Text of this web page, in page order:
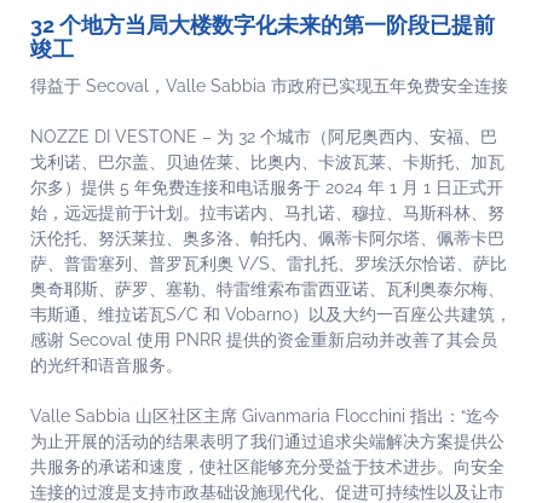
32 个地方当局大楼数字化未来的第一阶段已提前
竣工
得益于 Secoval，Valle Sabbia 市政府已实现五年免费安全连接
NOZZE DI VESTONE – 为 32 个城市（阿尼奥西内、安福、巴
戈利诺、巴尔盖、贝迪佐莱、比奥内、卡波瓦莱、卡斯托、加瓦
尔多）提供 5 年免费连接和电话服务于 2024 年 1 月 1 日正式开
始，远远提前于计划。拉韦诺内、马扎诺、穆拉、马斯科林、努
沃伦托、努沃莱拉、奥多洛、帕托内、佩蒂卡阿尔塔、佩蒂卡巴
萨、普雷塞列、普罗瓦利奥 V/S、雷扎托、罗埃沃尔恰诺、萨比
奥奇耶斯、萨罗、塞勒、特雷维索布雷西亚诺、瓦利奥泰尔梅、
韦斯通、维拉诺瓦S/C 和 Vobarno）以及大约一百座公共建筑，
感谢 Secoval 使用 PNRR 提供的资金重新启动并改善了其会员
的光纤和语音服务。
Valle Sabbia 山区社区主席 Givanmaria Flocchini 指出：“迄今
为止开展的活动的结果表明了我们通过追求尖端解决方案提供公
共服务的承诺和速度，使社区能够充分受益于技术进步。向安全
连接的过渡是支持市政基础设施现代化、促进可持续性以及让市